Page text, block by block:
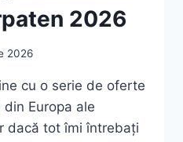
2026
2026
cu o serie de oferte
Europa ale
dacă tot îmi întrebați